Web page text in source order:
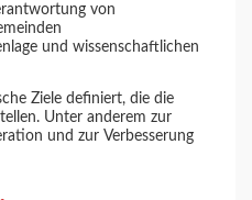
von
und wissenschaftlichen
Ziele definiert, die die
Unter anderem zur
und zur Verbesserung